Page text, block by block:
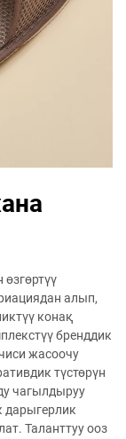
алып,
конақ
бренддик
жасоочу
түстөрүн
чагылдыруу
дарыгерлик
Таланттуу ооз